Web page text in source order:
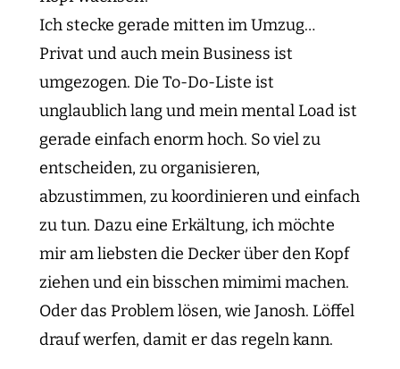
Ich stecke gerade mitten im Umzug…
Privat und auch mein Business ist
umgezogen. Die To-Do-Liste ist
unglaublich lang und mein mental Load ist
gerade einfach enorm hoch. So viel zu
entscheiden, zu organisieren,
abzustimmen, zu koordinieren und einfach
zu tun. Dazu eine Erkältung, ich möchte
mir am liebsten die Decker über den Kopf
ziehen und ein bisschen mimimi machen.
Oder das Problem lösen, wie Janosh. Löffel
drauf werfen, damit er das regeln kann.